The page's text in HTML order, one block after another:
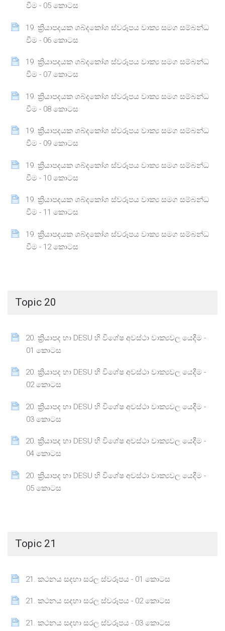
වීම - 05 කොටස
Page
19. ක්‍රියාපදයක ශබ්දකෝශ ස්වරූපය වාක්‍ය සමග සම්බන්ධ
වීම - 06 කොටස
Page
19. ක්‍රියාපදයක ශබ්දකෝශ ස්වරූපය වාක්‍ය සමග සම්බන්ධ
වීම - 07 කොටස
Page
19. ක්‍රියාපදයක ශබ්දකෝශ ස්වරූපය වාක්‍ය සමග සම්බන්ධ
වීම - 08 කොටස
Page
19. ක්‍රියාපදයක ශබ්දකෝශ ස්වරූපය වාක්‍ය සමග සම්බන්ධ
වීම - 09 කොටස
Page
19. ක්‍රියාපදයක ශබ්දකෝශ ස්වරූපය වාක්‍ය සමග සම්බන්ධ
වීම - 10 කොටස
Page
19. ක්‍රියාපදයක ශබ්දකෝශ ස්වරූපය වාක්‍ය සමග සම්බන්ධ
වීම - 11 කොටස
Page
19. ක්‍රියාපදයක ශබ්දකෝශ ස්වරූපය වාක්‍ය සමග සම්බන්ධ
වීම - 12 කොටස
Page
Topic 20
20. ක්‍රියාපද හා DESU හි විශේෂ අවස්ථා වාක්‍යවල යෙදීම -
01 කොටස
Page
20. ක්‍රියාපද හා DESU හි විශේෂ අවස්ථා වාක්‍යවල යෙදීම -
02 කොටස
Page
20. ක්‍රියාපද හා DESU හි විශේෂ අවස්ථා වාක්‍යවල යෙදීම -
03 කොටස
Page
20. ක්‍රියාපද හා DESU හි විශේෂ අවස්ථා වාක්‍යවල යෙදීම -
04 කොටස
Page
20. ක්‍රියාපද හා DESU හි විශේෂ අවස්ථා වාක්‍යවල යෙදීම -
05 කොටස
Page
Topic 21
21. කථනය සදහා සරල ස්වරූපය - 01 කොටස
Page
21. කථනය සදහා සරල ස්වරූපය - 02 කොටස
Page
21. කථනය සදහා සරල ස්වරූපය - 03 කොටස
Page